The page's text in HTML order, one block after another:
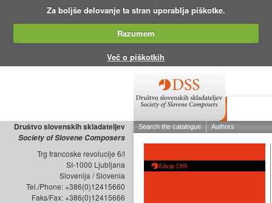
Za boljše delovanje ta stran uporablja piškotke.
Razumem
Več o piškotkih
Društvo slovenskih skladateljev
Society of Slovene Composers
Trg francoske revolucije 6/l
SI-1000 Ljubljana
Slovenija / Slovenia
Tel./Phone: +386(0)12415660
Faks/Fax: +386(0)12415666